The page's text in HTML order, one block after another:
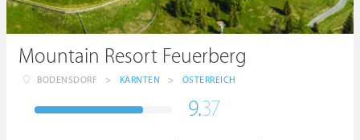
Mountain Resort Feuerberg
BODENSDORF > KÄRNTEN > ÖSTERREICH
9.37